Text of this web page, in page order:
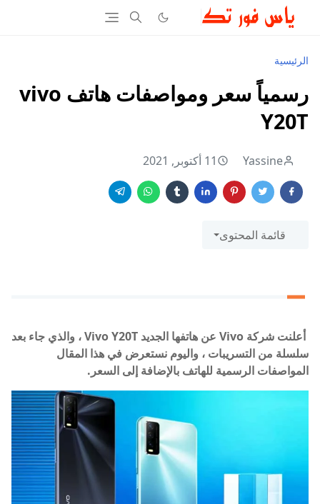
الرئيسية
رسمياً سعر ومواصفات هاتف vivo
Y20T
Yassine 11 أكتوبر, 2021
قائمة المحتوى
أعلنت شركة Vivo عن هاتفها الجديد Vivo Y20T ، والذي جاء بعد
سلسلة من التسريبات ، واليوم نستعرض في هذا المقال
المواصفات الرسمية للهاتف بالإضافة إلى السعر.